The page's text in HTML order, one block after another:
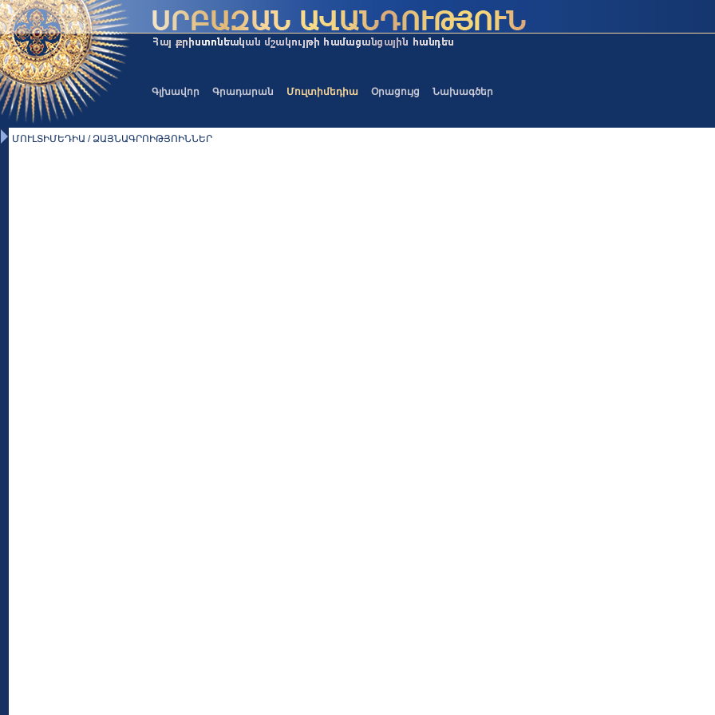
Գլխավոր Գրադարան Մուլտիմեդիա Օրացույց Նախագծեր
ՄՈՒԼՏԻՄԵԴԻԱ / ՁԱՅՆԱԳՐՈԻԹՅՈԻՆՆԵՐ